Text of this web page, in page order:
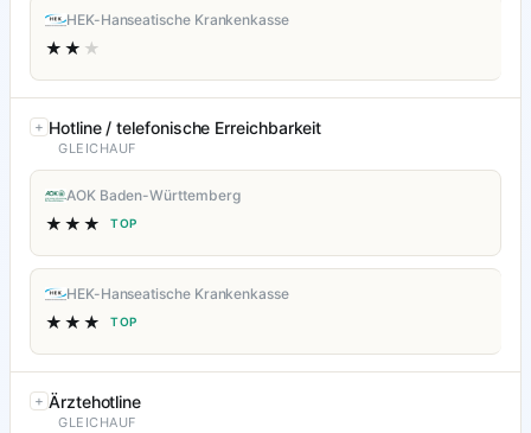
HEK-Hanseatische Krankenkasse
★★ ★
Hotline / telefonische Erreichbarkeit
GLEICHAUF
AOK Baden-Württemberg
★★★ TOP
HEK-Hanseatische Krankenkasse
★★★ TOP
Ärztehotline
GLEICHAUF